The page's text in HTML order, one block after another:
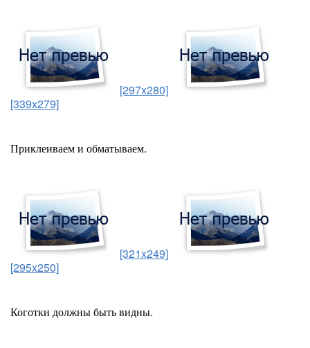
[297x280]
[339x279]
Приклеиваем и обматываем.
[321x249]
[295x250]
Коготки должны быть видны.